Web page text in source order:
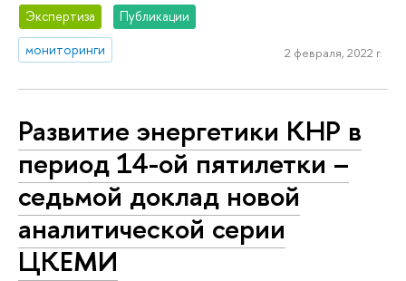
Экспертиза
Публикации
мониторинги
2 февраля, 2022 г.
Развитие энергетики КНР в
период 14-ой пятилетки –
седьмой доклад новой
аналитической серии
ЦКЕМИ